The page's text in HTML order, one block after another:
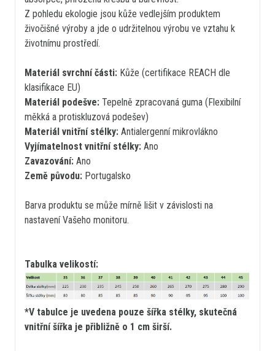
Z pohledu ekologie jsou kůže vedlejším produktem
živočišné výroby a jde o udržitelnou výrobu ve vztahu k
životnímu prostředí.
Materiál svrchní části: Kůže (certifikace REACH dle
klasifikace EU)
Materiál podešve: Tepelně zpracovaná guma (Flexibilní
měkká a protiskluzová podešev)
Materiál vnitřní stélky: Antialergenní mikrovlákno
Vyjímatelnost vnitřní stélky: Ano
Zavazování: Ano
Země původu: Portugalsko
Barva produktu se může mírně lišit v závislosti na
nastavení Vašeho monitoru.
Tabulka velikostí:
*V tabulce je uvedena pouze šířka stélky, skutečná
vnitřní šířka je přibližně o 1 cm širší.